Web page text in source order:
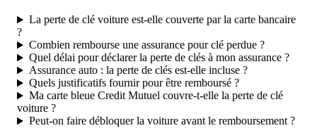
La perte de clé voiture est-elle couverte par la carte bancaire
?
Combien rembourse une assurance pour clé perdue ?
Quel délai pour déclarer la perte de clés à mon assurance ?
Assurance auto : la perte de clés est-elle incluse ?
Quels justificatifs fournir pour être remboursé ?
Ma carte bleue Credit Mutuel couvre-t-elle la perte de clé
voiture ?
Peut-on faire débloquer la voiture avant le remboursement ?